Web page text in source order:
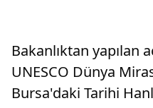
Bakanlıktan yapılan
UNESCO Dünya
Bursa'daki Tarihi